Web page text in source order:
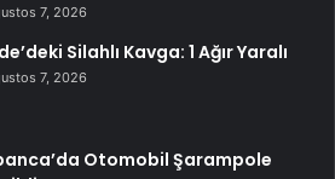
7, 2026
Silahlı Kavga: 1 Ağır Yaralı
7, 2026
Otomobil Şarampole